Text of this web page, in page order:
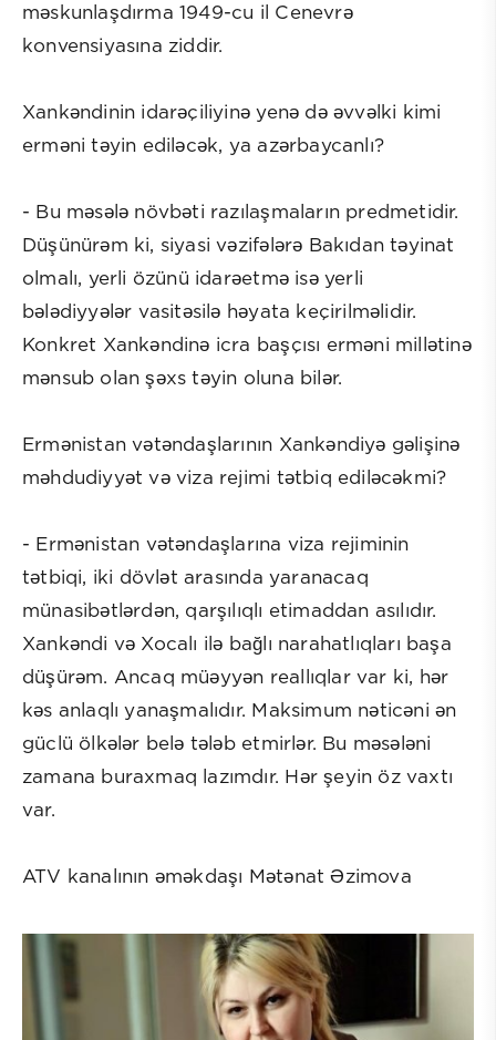
məskunlaşdırma 1949-cu il Cenevrə
konvensiyasına ziddir.
Xankəndinin idarəçiliyinə yenə də əvvəlki kimi
erməni təyin ediləcək, ya azərbaycanlı?
- Bu məsələ növbəti razılaşmaların predmetidir.
Düşünürəm ki, siyasi vəzifələrə Bakıdan təyinat
olmalı, yerli özünü idarəetmə isə yerli
bələdiyyələr vasitəsilə həyata keçirilməlidir.
Konkret Xankəndinə icra başçısı erməni millətinə
mənsub olan şəxs təyin oluna bilər.
Ermənistan vətəndaşlarının Xankəndiyə gəlişinə
məhdudiyyət və viza rejimi tətbiq ediləcəkmi?
- Ermənistan vətəndaşlarına viza rejiminin
tətbiqi, iki dövlət arasında yaranacaq
münasibətlərdən, qarşılıqlı etimaddan asılıdır.
Xankəndi və Xocalı ilə bağlı narahatlıqları başa
düşürəm. Ancaq müəyyən reallıqlar var ki, hər
kəs anlaqlı yanaşmalıdır. Maksimum nəticəni ən
güclü ölkələr belə tələb etmirlər. Bu məsələni
zamana buraxmaq lazımdır. Hər şeyin öz vaxtı
var.
ATV kanalının əməkdaşı Mətənat Əzimova